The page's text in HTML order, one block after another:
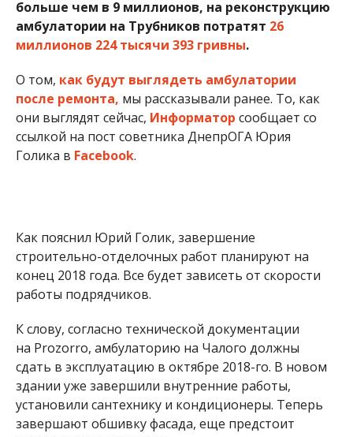
О том,как будут выглядеть амбулатории
после ремонта,мы рассказывали ранее. То, как
ссылкой на пост советника ДнепрОГА Юрия
Голика вFacebook.
работы подрядчиков.
К слову, согласно технической документации
на Prozorro, амбулаторию на Чалого должны
здании уже завершили внутренние работы,
установили сантехнику и кондиционеры. Теперь
завершают обшивку фасада, еще предстоит
обустроить территорию.